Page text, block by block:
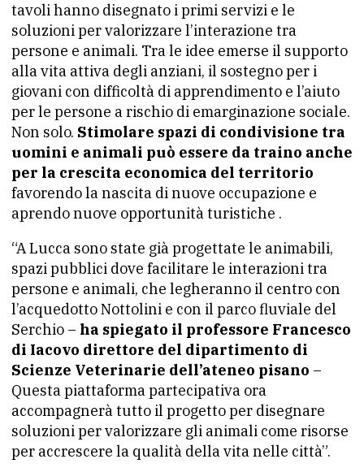
tavoli hanno disegnato i primi servizi e le
soluzioni per valorizzare l’interazione tra
persone e animali. Tra le idee emerse il supporto
alla vita attiva degli anziani, il sostegno per i
giovani con difficoltà di apprendimento e l’aiuto
per le persone a rischio di emarginazione sociale.
Non solo. Stimolare spazi di condivisione tra
uomini e animali può essere da traino anche
per la crescita economica del territorio
favorendo la nascita di nuove occupazione e
aprendo nuove opportunità turistiche .
“A Lucca sono state già progettate le animabili,
spazi pubblici dove facilitare le interazioni tra
persone e animali, che legheranno il centro con
l’acquedotto Nottolini e con il parco fluviale del
Serchio – ha spiegato il professore Francesco
di Iacovo direttore del dipartimento di
Scienze Veterinarie dell’ateneo pisano –
Questa piattaforma partecipativa ora
accompagnerà tutto il progetto per disegnare
soluzioni per valorizzare gli animali come risorse
per accrescere la qualità della vita nelle città”.